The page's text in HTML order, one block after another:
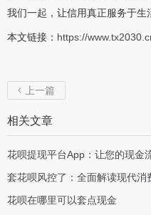
我们一起，让信用真正服务于生
本文链接： https://
 上一篇
相关文章
花呗提现平台App：让您的现金
套花呗风控了：全面解读现代消
花呗在哪里可以套点现金